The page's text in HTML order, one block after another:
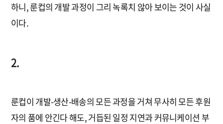
하니, 룬컵의 개발 과정이 그리 녹록치 않아 보이는 것이 사실
이다.
2.
룬컵이 개발-생산-배송의 모든 과정을 거쳐 무사히 모든 후원
자의 품에 안긴다 해도, 거듭된 일정 지연과 커뮤니케이션 부